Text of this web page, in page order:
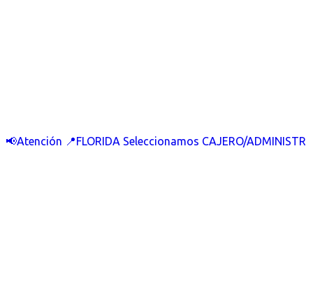
📢Atención 📍FLORIDA Seleccionamos CAJERO/ADMINISTR